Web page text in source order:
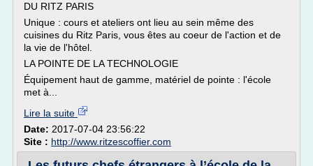
DU RITZ PARIS
Unique : cours et ateliers ont lieu au sein même des
cuisines du Ritz Paris, vous êtes au coeur de l'action et de
la vie de l'hôtel.
LA POINTE DE LA TECHNOLOGIE
Équipement haut de gamme, matériel de pointe : l'école
met à...
Lire la suite
Date: 2017-07-04 23:56:22
Site : http://www.ritzescoffier.com